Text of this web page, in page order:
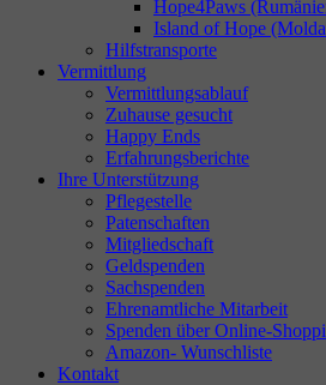
Hope4Paws
Island of Hope
Hilfstransporte
Vermittlung
Vermittlungsablauf
Zuhause gesucht
Happy Ends
Erfahrungsberichte
Ihre Unterstützung
Pflegestelle
Patenschaften
Mitgliedschaft
Geldspenden
Sachspenden
Ehrenamtliche Mitarbeit
Spenden über Online-
Amazon- Wunschliste
Kontakt